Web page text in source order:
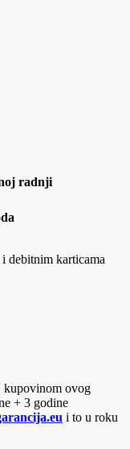
radnji
debitnim karticama
kupovinom ovog
+ 3 godine
i to u roku